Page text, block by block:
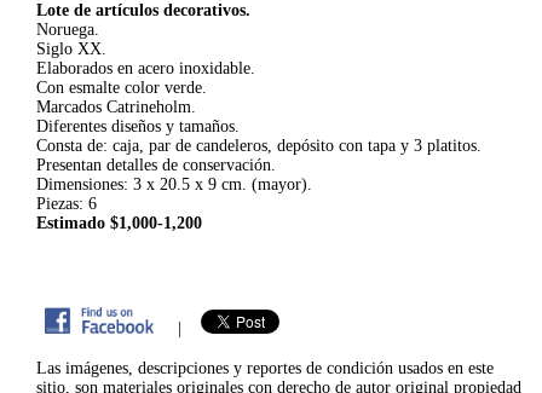
Lote de artículos decorativos.
Noruega.
Siglo XX.
Elaborados en acero inoxidable.
Con esmalte color verde.
Marcados Catrineholm.
Diferentes diseños y tamaños.
Consta de: caja, par de candeleros, depósito con tapa y 3 platitos.
Presentan detalles de conservación.
Dimensiones: 3 x 20.5 x 9 cm. (mayor).
Piezas: 6
Estimado $1,000-1,200
|
Las imágenes, descripciones y reportes de condición usados en este
sitio, son materiales originales con derecho de autor original propiedad